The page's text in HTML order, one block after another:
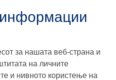
за нашата веб-страна и
на личните
и нивното користење на